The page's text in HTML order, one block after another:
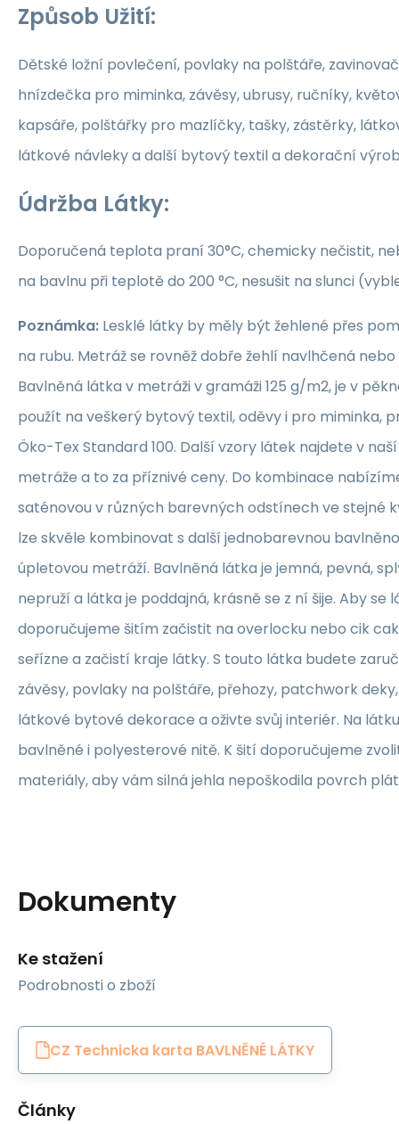
Způsob Užití:
Dětské ložní povlečení, povlaky na polštáře,
hnízdečka pro miminka, závěsy, ubrusy, ručníky,
kapsáře, polštářky pro mazlíčky, tašky, zástěrky,
látkové návleky a další bytový textil a dekorační
Údržba Látky:
Doporučená teplota praní 30°C, chemicky nečistit,
na bavlnu při teplotě do 200 °C, nesušit na slunci
Poznámka: Lesklé látky by měly být žehlené přes
na rubu. Metráž se rovněž dobře žehlí navlhčená
Bavlněná látka v metráži v gramáži 125 g/m2, je v
použít na veškerý bytový textil, oděvy i pro miminka,
Öko-Tex Standard 100. Další vzory látek najdete v
metráže a to za příznivé ceny. Do kombinace
saténovou v různých barevných odstínech ve stejné
lze skvěle kombinovat s další jednobarevnou
úpletovou metráží. Bavlněná látka je jemná, pevná,
nepruží a látka je poddajná, krásně se z ní šije. Aby se
doporučujeme šitím začistit na overlocku nebo cik
seřízne a začistí kraje látky. S touto látka budete
závěsy, povlaky na polštáře, přehozy, patchwork
látkové bytové dekorace a oživte svůj interiér. Na
bavlněné i polyesterové nitě. K šití doporučujeme
materiály, aby vám silná jehla nepoškodila povrch
Dokumenty
Ke stažení
Podrobnosti o zboží
CZ Technicka karta BAVLNĚNÉ LÁTKY
Články